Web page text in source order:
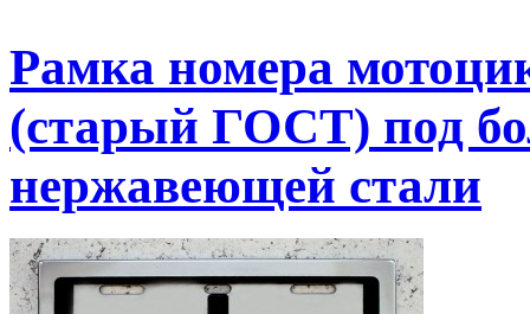
Рамка номера
(старый ГОСТ) под
нержавеющей стали